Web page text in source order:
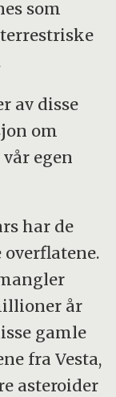
som
av disse
om
egen
har de
år
gamle
fra Vesta,
asteroider